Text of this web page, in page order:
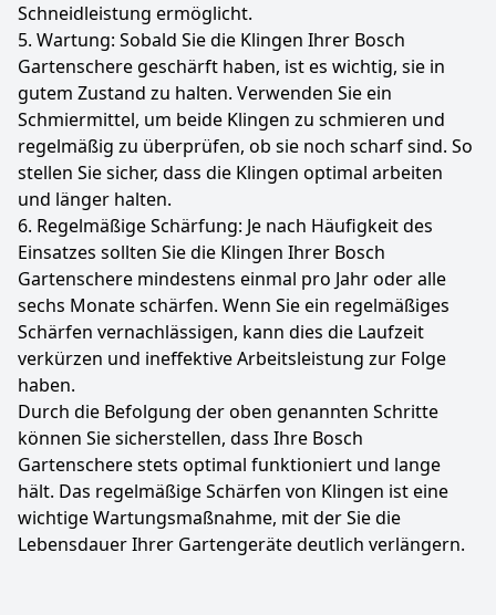
Schneidleistung ermöglicht.
5. Wartung: Sobald Sie die Klingen Ihrer Bosch
Gartenschere geschärft haben, ist es wichtig, sie in
gutem Zustand zu halten. Verwenden Sie ein
Schmiermittel, um beide Klingen zu schmieren und
regelmäßig zu überprüfen, ob sie noch scharf sind. So
stellen Sie sicher, dass die Klingen optimal arbeiten
und länger halten.
6. Regelmäßige Schärfung: Je nach Häufigkeit des
Einsatzes sollten Sie die Klingen Ihrer Bosch
Gartenschere mindestens einmal pro Jahr oder alle
sechs Monate schärfen. Wenn Sie ein regelmäßiges
Schärfen vernachlässigen, kann dies die Laufzeit
verkürzen und ineffektive Arbeitsleistung zur Folge
haben.
Durch die Befolgung der oben genannten Schritte
können Sie sicherstellen, dass Ihre Bosch
Gartenschere stets optimal funktioniert und lange
hält. Das regelmäßige Schärfen von Klingen ist eine
wichtige Wartungsmaßnahme, mit der Sie die
Lebensdauer Ihrer Gartengeräte deutlich verlängern.